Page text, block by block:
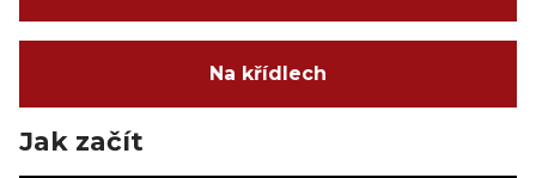
Na křídlech
Jak začít